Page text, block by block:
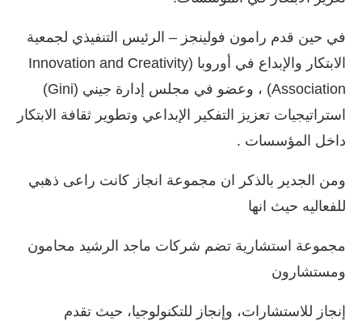
في حين قدم رامون فولينجز – الرئيس التنفيذي لجمعية
الابتكار والإبداع في أوروبا (Innovation and Creativity
Association) ، وعضو في مجلس إدارة جيني (Gini)
استراتيجيات تعزيز التفكير الإبداعي وتطوير ثقافة الابتكار
داخل المؤسسات .
ومن الجدير بالذكر ان مجموعة انجاز كانت راعى ذهبي
للفعاليه حيث انها
ﻣﺠﻤﻮﻋﺔ اﺳﺘﺸﺎرﻳﺔ ﺗﻀﻢ ﺷﺮﻛﺎت ﻣﺎﺟﺪ اﻟﺮﺷﻴﺪ ﻣﺤﺎﻣﻮن
وﻣﺴﺘﺸﺎرون
إﻧﺠﺎز ﻟﻼﺳﺘﺸﺎرات، وإﻧﺠﺎز ﻟﻠﺘﻜﻨﻮﻟﻮﺟﻴﺎ، ﺣﻴﺚ ﺗﻘﺪم